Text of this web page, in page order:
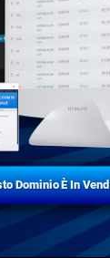
Dominio È In